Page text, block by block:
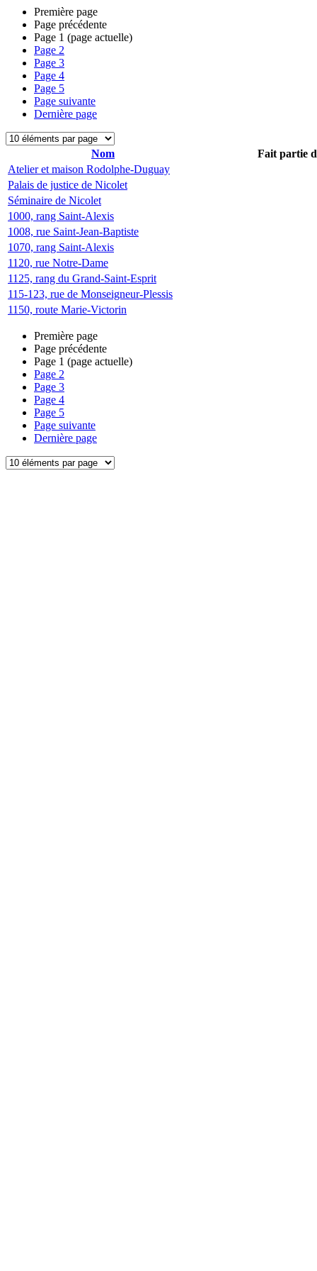
Première page
Page précédente
Page 1 (page actuelle)
Page 2
Page 3
Page 4
Page 5
Page suivante
Dernière page
Nom
Fait partie
Atelier et maison Rodolphe-Duguay
Palais de justice de Nicolet
Séminaire de Nicolet
1000, rang Saint-Alexis
1008, rue Saint-Jean-Baptiste
1070, rang Saint-Alexis
1120, rue Notre-Dame
1125, rang du Grand-Saint-Esprit
115-123, rue de Monseigneur-Plessis
1150, route Marie-Victorin
Première page
Page précédente
Page 1 (page actuelle)
Page 2
Page 3
Page 4
Page 5
Page suivante
Dernière page